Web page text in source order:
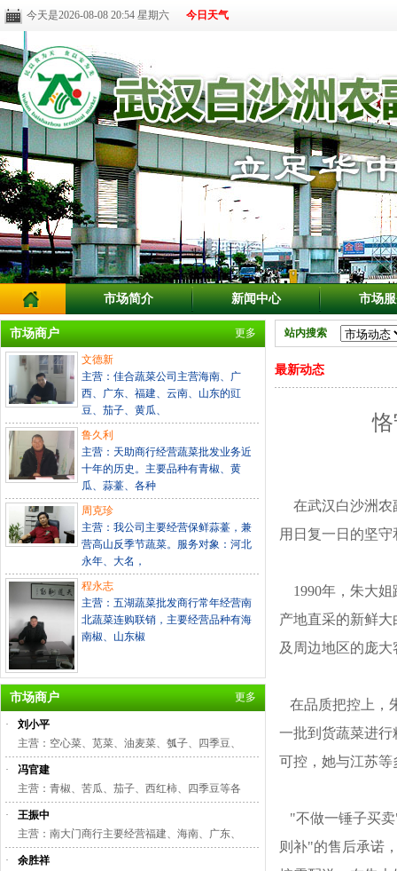
今天是2026-08-08 20:54 星期六 今日天气
市场简介 新闻中心 市场
市场商户 更多
文德新
主营：佳合蔬菜公司主营海南、广
西、广东、福建、云南、山东的豇
豆、茄子、黄瓜、
鲁久利
主营：天助商行经营蔬菜批发业务近
十年的历史。主要品种有青椒、黄
瓜、蒜薹、各种
周克珍
主营：我公司主要经营保鲜蒜薹，兼
营高山反季节蔬菜。服务对象：河北
永年、大名，
程永志
主营：五湖蔬菜批发商行常年经营南
北蔬菜连购联销，主要经营品种有海
南椒、山东椒
市场商户 更多
·
刘小平
主营：空心菜、苋菜、油麦菜、瓠子、四季豆、
·
冯官建
主营：青椒、苦瓜、茄子、西红柿、四季豆等各
·
王振中
主营：南大门商行主要经营福建、海南、广东、
·
余胜祥
站内搜索
最新动态
在武汉白沙洲农
用日复一日的坚
1990年，朱大姐
产地直采的新鲜
及周边地区的庞
在品质把控上，
一批到货蔬菜进
可控，她与江苏
"不做一锤子买卖
则补"的售后承诺